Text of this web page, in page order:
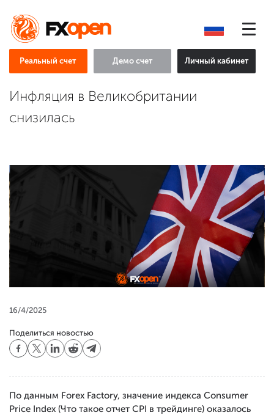
Реальный счет Демо счет Личный кабинет
Инфляция в Великобритании
снизилась
16/4/2025
Поделиться новостью
По данным Forex Factory, значение индекса Consumer
Price Index (Что такое отчет CPI в трейдинге) оказалось